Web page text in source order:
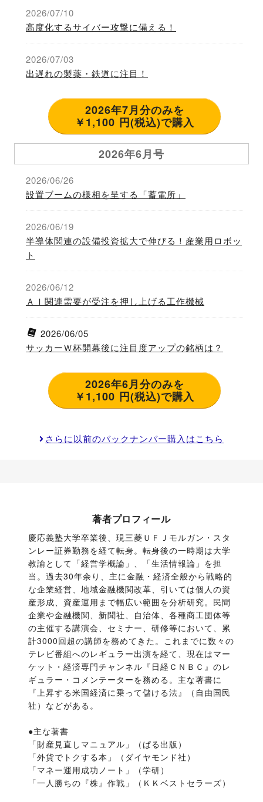
2026/07/10
高度化するサイバー攻撃に備える！
2026/07/03
出遅れの製薬・鉄道に注目！
2026年7月分のみを
￥1,100 円(税込)で購入
2026年6月号
2026/06/26
設置ブームの様相を呈する「蓄電所」
2026/06/19
半導体関連の設備投資拡大で伸びる！産業用ロボッ
ト
2026/06/12
ＡＩ関連需要が受注を押し上げる工作機械
2026/06/05
サッカーＷ杯開幕後に注目度アップの銘柄は？
2026年6月分のみを
￥1,100 円(税込)で購入
さらに以前のバックナンバー購入はこちら
著者プロフィール
慶応義塾大学卒業後、現三菱ＵＦＪモルガン・スタ
ンレー証券勤務を経て転身。転身後の一時期は大学
教諭として「経営学概論」、「生活情報論」を担
当。過去30年余り、主に金融・経済全般から戦略的
な企業経営、地域金融機関改革、引いては個人の資
産形成、資産運用まで幅広い範囲を分析研究。民間
企業や金融機関、新聞社、自治体、各種商工団体等
の主催する講演会、セミナー、研修等において、累
計3000回超の講師を務めてきた。これまでに数々の
テレビ番組へのレギュラー出演を経て、現在はマー
ケット・経済専門チャンネル『日経ＣＮＢＣ』のレ
ギュラー・コメンテーターを務める。主な著書に
『上昇する米国経済に乗って儲ける法』（自由国民
社）などがある。
●主な著書
「財産見直しマニュアル」（ぱる出版）
「外貨でトクする本」（ダイヤモンド社）
「マネー運用成功ノート」（学研）
「一人勝ちの『株』作戦」（ＫＫベストセラーズ）